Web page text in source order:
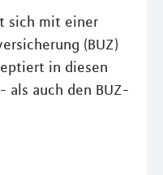
sich mit einer
(BUZ)
in diesen
als auch den BUZ-